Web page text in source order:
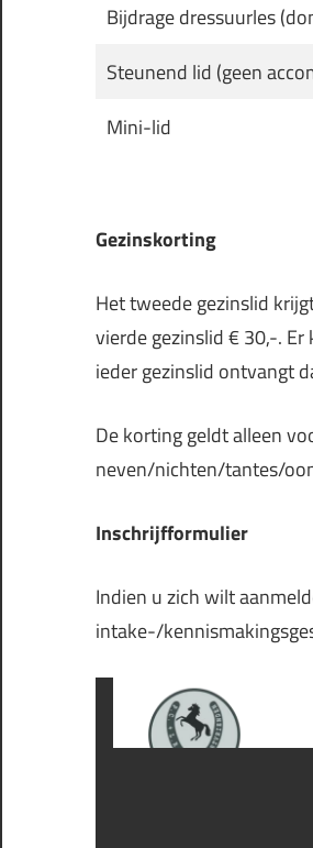
Bijdrage dressuurles
Steunend lid (geen
Mini-lid
Gezinskorting
Het tweede gezinslid
vierde gezinslid € 30,-.
ieder gezinslid ontvangt
De korting geldt alleen
neven/nichten/tantes/
Inschrijfformulier
Indien u zich wilt
intake-/